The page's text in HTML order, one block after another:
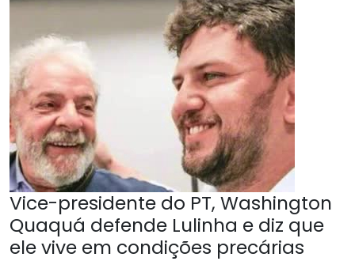
Vice-presidente do PT, Washington
Quaquá defende Lulinha e diz que
ele vive em condições precárias